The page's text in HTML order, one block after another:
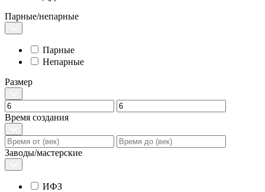
Парные/непарные
Парные
Непарные
Размер
Время создания
Заводы/мастерские
ИФЗ